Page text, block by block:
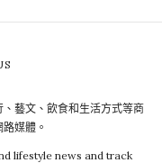
、藝文、飲食和生活方式等商
媒體。
lifestyle news and track